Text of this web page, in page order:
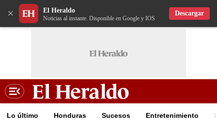
× El Heraldo
Noticias al instante. Disponible en Google y IOS
Descargar
Lo último Honduras Sucesos Entretenimiento